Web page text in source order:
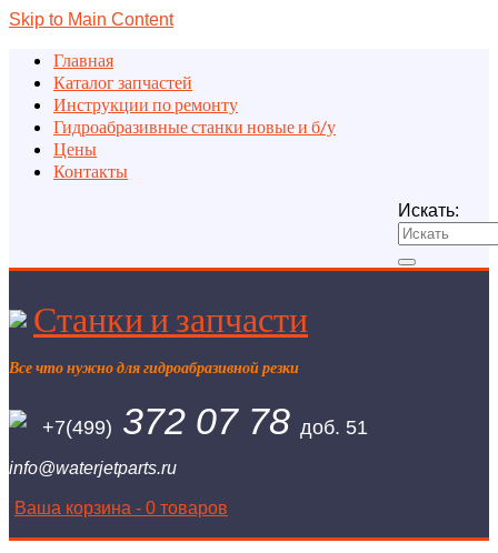
Skip to Main Content
Главная
Каталог запчастей
Инструкции по ремонту
Гидроабразивные станки новые и б/у
Цены
Контакты
Искать:
Станки и запчасти
Все что нужно для гидроабразивной резки
+7(499) 372 07 78 доб. 51
info@waterjetparts.ru
Ваша корзина - 0 товаров